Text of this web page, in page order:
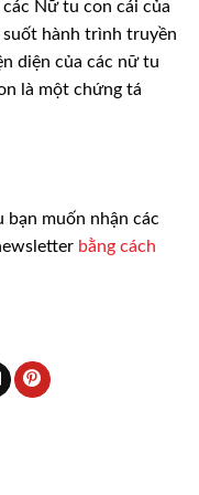
Nữ tu con cái của
suốt hành trình truyền
diện của các nữ tu
là một chứng tá
bạn muốn nhận các
bằng cách